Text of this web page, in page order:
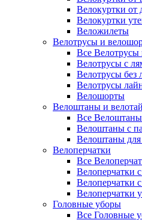
Велокуртки от
Велокуртки
Веложилеты
Велотрусы и
Все
Велотрусы с
Велотрусы без
Велотрусы
Велошорты
Велоштаны и
Все
Велоштаны с
Велоштаны
Велоперчатки
Все
Велоперчатки
Велоперчатки
Велоперчатки
Головные уборы
Все Головные